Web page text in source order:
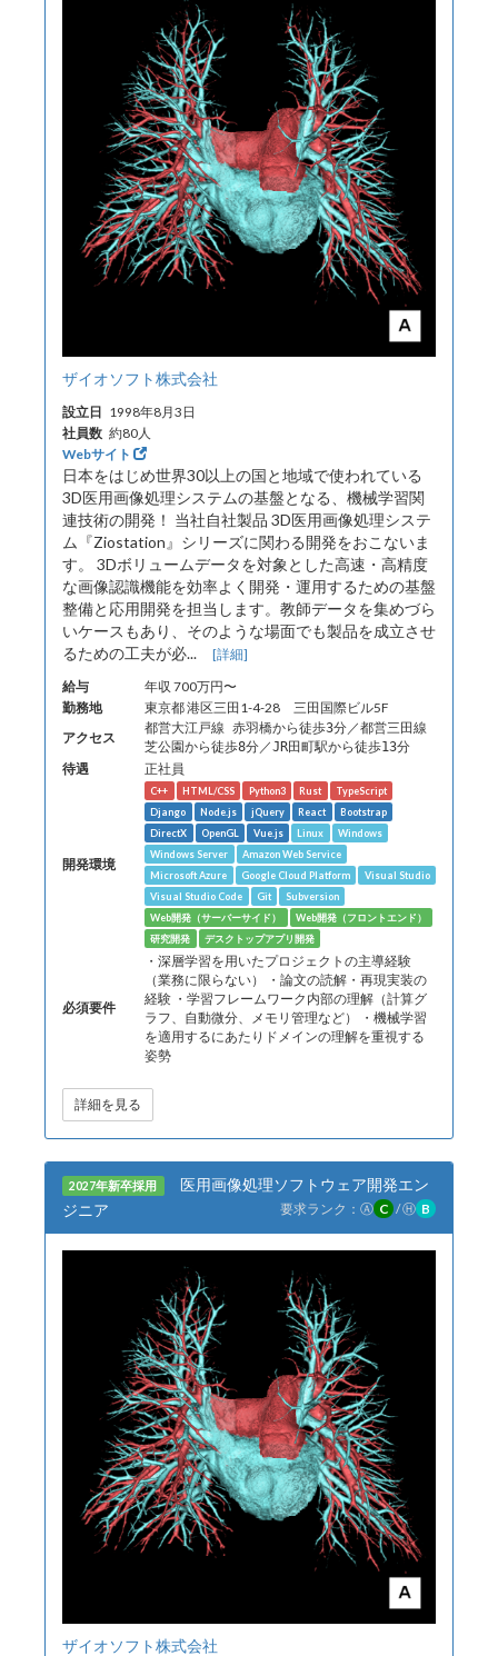
ザイオソフト株式会社
設立日 1998年8月3日
社員数 約80人
Webサイト
日本をはじめ世界30以上の国と地域で使われている
3D医用画像処理システムの基盤となる、機械学習関
連技術の開発！ 当社自社製品 3D医用画像処理システ
ム『Ziostation』シリーズに関わる開発をおこないま
す。 3Dボリュームデータを対象とした高速・高精度
な画像認識機能を効率よく開発・運用するための基盤
整備と応用開発を担当します。教師データを集めづら
いケースもあり、そのような場面でも製品を成立させ
るための工夫が必... [詳細]
給与
年収 700万円〜
勤務地
東京都 港区三田1-4-28 三田国際ビル5F
アクセス
都営大江戸線 赤羽橋から徒歩3分／都営三田線
芝公園から徒歩8分／JR田町駅から徒歩13分
待遇 正社員
開発環境
C++ HTML/CSS Python3 Rust
TypeScript
Django
Node.js jQuery React
Bootstrap
DirectX
OpenGL Vue.js Linux
Windows
Windows Server
Amazon Web Service
Microsoft Azure
Google Cloud Platform
Visual Studio
Visual Studio Code
Git
Subversion
Web開発（サーバーサイド）
Web開発（フロントエンド）
研究開発
デスクトップアプリ開発
必須要件
・深層学習を用いたプロジェクトの主導経験
（業務に限らない） ・論文の読解・再現実装の
経験 ・学習フレームワーク内部の理解（計算グ
ラフ、自動微分、メモリ管理など） ・機械学習
を適用するにあたりドメインの理解を重視する
姿勢
詳細を見る
2027年新卒採用
医用画像処理ソフトウェア開発エン
ジニア
要求ランク： Ⓐ C /Ⓗ B
ザイオソフト株式会社